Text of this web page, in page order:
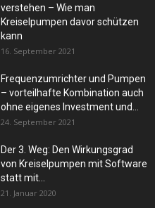
verstehen – Wie man
Kreiselpumpen davor schützen
kann
16. September 2021
Frequenzumrichter und Pumpen
– vorteilhafte Kombination auch
ohne eigenes Investment und...
24. September 2021
Der 3. Weg: Den Wirkungsgrad
von Kreiselpumpen mit Software
statt mit...
21. Januar 2020